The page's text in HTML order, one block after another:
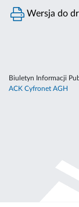
Wersja do
Biuletyn Informacji
ACK Cyfronet AGH